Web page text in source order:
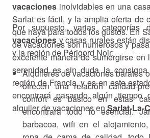
vacaciones inolvidables en una
Sarlat es fácil, y la amplia oferta de
que haya para todos los gustos. En
de vacaciones son numerosos y
excelente manera de sumergirse en
serenidad es sin duda la
región de Francia, y es en este
encontrará pasando algún
alquiler de vacaciones enSarlat-La-
Por supuesto, varias categorías
vacaciones y casas rurales están
y la región de Périgord Noir:
Alquileres de vacaciones baratos
ofrecen una relación calidad-
confort es básico en estas
encontrará todo lo esencial.
barbacoa, wifi en el